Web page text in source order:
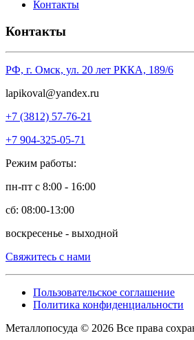
Контакты
Контакты
РФ, г. Омск, ул. 20 лет РККА, 189/6
lapikoval@yandex.ru
+7 (3812) 57-76-21
+7 904-325-05-71
Режим работы:
пн-пт с 8:00 - 16:00
сб: 08:00-13:00
воскресенье - выходной
Свяжитесь с нами
Пользовательское соглашение
Политика конфиденциальности
Металлопосуда © 2026 Все права